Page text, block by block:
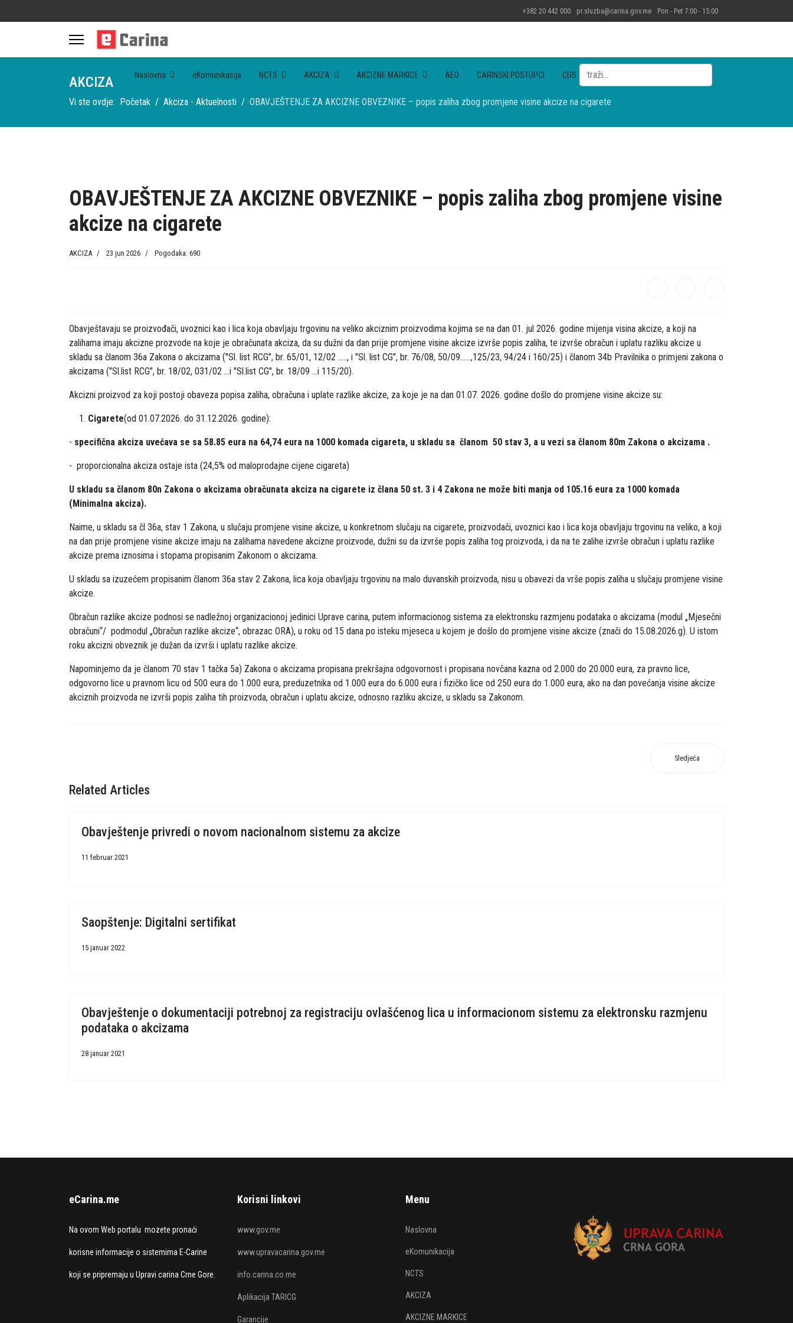
+382 20 442 000 pr.sluzba@carina.gov.me Pon - Pet 7:00 - 15:00
Naslovna eKomunikacija NCTS AKCIZA AKCIZNE MARKICE AEO CARINSKI POSTUPCI CDS Pretraga
AKCIZA
Vi ste ovdje: Početak Akciza - Aktuelnosti OBAVJEŠTENJE ZA AKCIZNE OBVEZNIKE – popis zaliha zbog promjene visine akcize na cigarete
OBAVJEŠTENJE ZA AKCIZNE OBVEZNIKE – popis zaliha zbog promjene visine
akcize na cigarete
AKCIZA 23 jun 2026 Pogodaka: 690
Obavještavaju se proizvođači, uvoznici kao i lica koja obavljaju trgovinu na veliko akciznim proizvodima kojima se na dan 01. jul 2026. godine mijenja visina akcize, a koji na
zalihama imaju akcizne prozvode na koje je obračunata akciza, da su dužni da dan prije promjene visine akcize izvrše popis zaliha, te izvrše obračun i uplatu razliku akcize u
skladu sa članom 36a Zakona o akcizama ("Sl. list RCG", br. 65/01, 12/02 ....., i "Sl. list CG", br. 76/08, 50/09......,125/23, 94/24 i 160/25) i članom 34b Pravilnika o primjeni zakona o
akcizama ("Sl.list RCG", br. 18/02, 031/02 ...i "Sl.list CG", br. 18/09 ...i 115/20).
Akcizni proizvod za koji postoji obaveza popisa zaliha, obračuna i uplate razlike akcize, za koje je na dan 01.07. 2026. godine došlo do promjene visine akcize su:
Cigarete(od 01.07.2026. do 31.12.2026. godine):
- specifična akciza uvećava se sa 58.85 eura na 64,74 eura na 1000 komada cigareta, u skladu sa članom 50 stav 3, a u vezi sa članom 80m Zakona o akcizama .
- proporcionalna akciza ostaje ista (24,5% od maloprodajne cijene cigareta)
U skladu sa članom 80n Zakona o akcizama obračunata akciza na cigarete iz člana 50 st. 3 i 4 Zakona ne može biti manja od 105.16 eura za 1000 komada
(Minimalna akciza).
Naime, u skladu sa čl 36a, stav 1 Zakona, u slučaju promjene visine akcize, u konkretnom slučaju na cigarete, proizvodači, uvoznici kao i lica koja obavljaju trgovinu na veliko, a koji
na dan prije promjene visine akcize imaju na zalihama navedene akcizne proizvode, dužni su da izvrše popis zaliha tog proizvoda, i da na te zalihe izvrše obračun i uplatu razlike
akcize prema iznosima i stopama propisanim Zakonom o akcizama.
U skladu sa izuzećem propisanim članom 36a stav 2 Zakona, lica koja obavljaju trgovinu na malo duvanskih proizvoda, nisu u obavezi da vrše popis zaliha u slučaju promjene visine
akcize.
Obračun razlike akcize podnosi se nadležnoj organizacionoj jedinici Uprave carina, putem informacionog sistema za elektronsku razmjenu podataka o akcizama (modul „Mjesečni
obračuni“/ podmodul „Obračun razlike akcize“, obrazac ORA), u roku od 15 dana po isteku mjeseca u kojem je došlo do promjene visine akcize (znači do 15.08.2026.g). U istom
roku akcizni obveznik je dužan da izvrši i uplatu razlike akcize.
Napominjemo da je članom 70 stav 1 tačka 5a) Zakona o akcizama propisana prekršajna odgovornost i propisana novčana kazna od 2.000 do 20.000 eura, za pravno lice,
odgovorno lice u pravnom licu od 500 eura do 1.000 eura, preduzetnika od 1.000 eura do 6.000 eura i fizičko lice od 250 eura do 1.000 eura, ako na dan povećanja visine akcize
akciznih proizvoda ne izvrši popis zaliha tih proizvoda, obračun i uplatu akcize, odnosno razliku akcize, u skladu sa Zakonom.
Sledjeća
Related Articles
Obavještenje privredi o novom nacionalnom sistemu za akcize
11 februar 2021
Saopštenje: Digitalni sertifikat
15 januar 2022
Obavještenje o dokumentaciji potrebnoj za registraciju ovlašćenog lica u informacionom sistemu za elektronsku razmjenu
podataka o akcizama
28 januar 2021
eCarina.me
Na ovom Web portalu mozete pronaći
korisne informacije o sistemima E-Carine
koji se pripremaju u Upravi carina Crne Gore.
Korisni linkovi
www.gov.me
www.upravacarina.gov.me
info.carina.co.me
Aplikacija TARICG
Garancije
Menu
Naslovna
eKomunikacija
NCTS
AKCIZA
AKCIZNE MARKICE